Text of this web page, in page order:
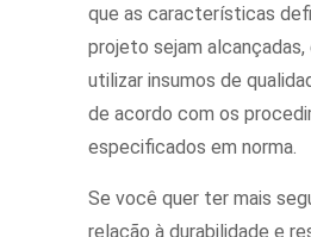
que as características
projeto sejam alcançadas,
utilizar insumos de
de acordo com os
especificados em norma.
Se você quer ter mais
relação à durabilidade e